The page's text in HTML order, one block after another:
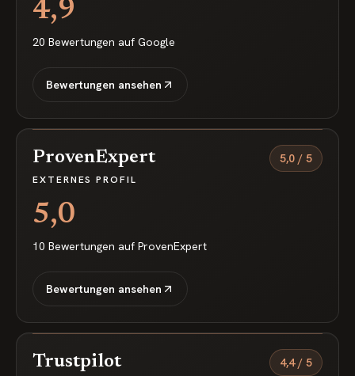
4,9
20 Bewertungen auf Google
Bewertungen ansehen
ProvenExpert
EXTERNES PROFIL
5,0 / 5
5,0
10 Bewertungen auf ProvenExpert
Bewertungen ansehen
Trustpilot 4,4/ 5